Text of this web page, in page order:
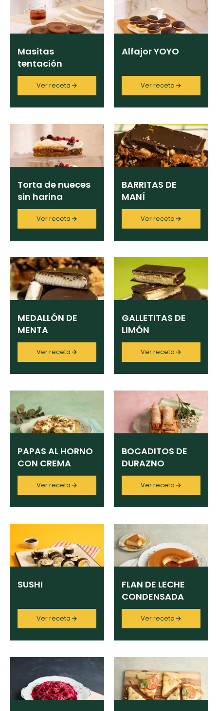
Key Lime Pie
Galletas con
Chispas de
Chocolate
Raspaditas
Mendocinas
30 min
Todas las
recetas
Ingrediente
Programas
Limpiar
Masitas
tentación
Ver receta
Alfajor YOYO
Ver receta
Torta de nueces
sin harina
Ver receta
BARRITAS DE
MANÍ
Ver receta
MEDALLÓN DE
MENTA
Ver receta
GALLETITAS DE
LIMÓN
Ver receta
PAPAS AL HORNO
CON CREMA
AGRIA
Ver receta
BOCADITOS DE
DURAZNO
Ver receta
SUSHI
Ver receta
FLAN DE LECHE
CONDENSADA
Ver receta